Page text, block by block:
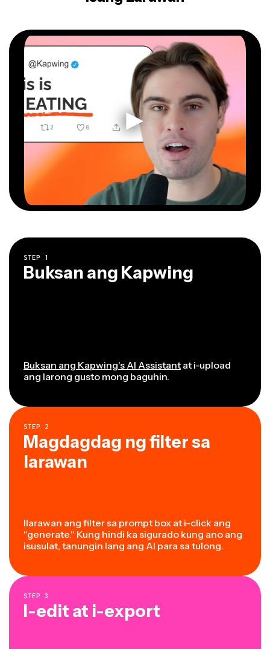
STEP 1
Buksan ang Kapwing
Buksan ang Kapwing's AI Assistant at i-upload
ang larong gusto mong baguhin.
STEP 2
Magdagdag ng filter sa
larawan
Ilarawan ang filter sa prompt box at i-click ang
"generate." Kung hindi ka sigurado kung ano ang
isusulat, tanungin lang ang AI para sa tulong.
STEP 3
I-edit at i-export